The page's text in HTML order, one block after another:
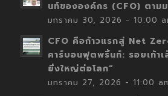
นท์ขององค์กร (CFO) ตาม
มกราคม 30, 2026 - 10:00
CFO คือก้าวแรกสู่ Net
คาร์บอนฟุตพริ้นท์: รอยเท้า
ยิ่งใหญ่ต่อโลก”
มกราคม 27, 2026 - 11:00